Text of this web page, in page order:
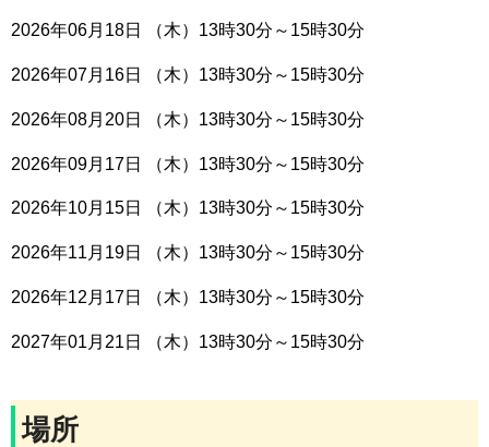
2026年06月18日 （木）13時30分～15時30分
2026年07月16日 （木）13時30分～15時30分
2026年08月20日 （木）13時30分～15時30分
2026年09月17日 （木）13時30分～15時30分
2026年10月15日 （木）13時30分～15時30分
2026年11月19日 （木）13時30分～15時30分
2026年12月17日 （木）13時30分～15時30分
2027年01月21日 （木）13時30分～15時30分
場所